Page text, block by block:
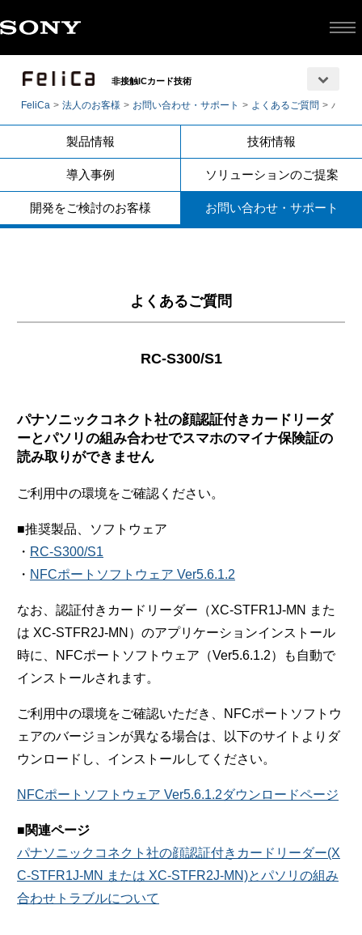
非接触ICカード技術
FeliCa 法人のお客様 お問い合わせ・サポート よくあるご質問 パナ
製品情報 技術情報
導入事例 ソリューションのご提案
開発をご検討のお客様 お問い合わせ・サポート
よくあるご質問
RC-S300/S1
パナソニックコネクト社の顔認証付きカードリーダ
ーとパソリの組み合わせでスマホのマイナ保険証の
読み取りができません
ご利用中の環境をご確認ください。
■推奨製品、ソフトウェア
・ RC-S300/S1
・ NFCポートソフトウェア Ver5.6.1.2
なお、認証付きカードリーダー（XC-STFR1J-MN また
は XC-STFR2J-MN）のアプリケーションインストール
時に、NFCポートソフトウェア（Ver5.6.1.2）も自動で
インストールされます。
ご利用中の環境をご確認いただき、NFCポートソフトウ
ェアのバージョンが異なる場合は、以下のサイトよりダ
ウンロードし、インストールしてください。
NFCポートソフトウェア Ver5.6.1.2ダウンロードページ
■関連ページ
パナソニックコネクト社の顔認証付きカードリーダー(X
C-STFR1J-MN または XC-STFR2J-MN)とパソリの組み
合わせトラブルについて